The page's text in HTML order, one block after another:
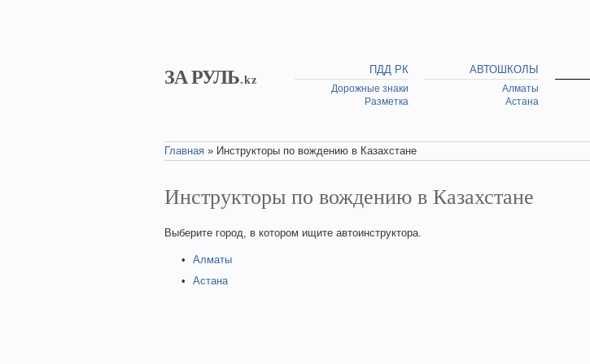
ЗА РУЛЬ.kz
ПДД РК
Дорожные знаки
Разметка
АВТОШКОЛЫ
Алматы
Астана
Главная » Инструкторы по вождению в Казахстане
Инструкторы по вождению в Казахстане
Выберите город, в котором ищите автоинструктора.
Алматы
Астана